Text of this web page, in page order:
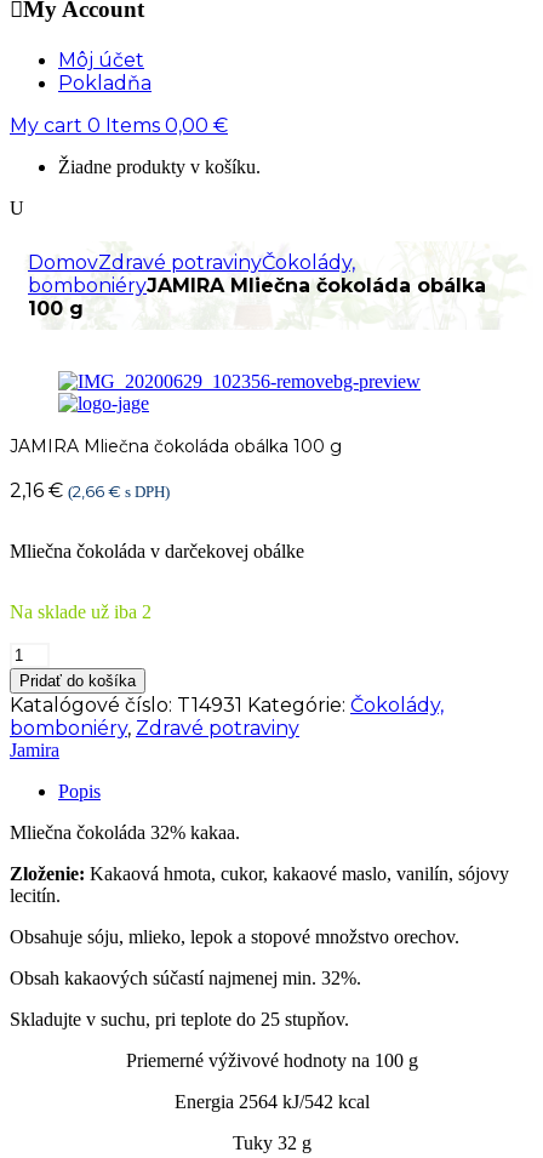
My Account
Môj účet
Pokladňa
My cart 0 Items 0,00 €
Žiadne produkty v košíku.
DomovZdravé potravinyČokolády,
bomboniéryJAMIRA Mliečna čokoláda obálka
100 g
JAMIRA Mliečna čokoláda obálka 100 g
2,16 € (2,66€ s DPH)
Mliečna čokoláda v darčekovej obálke
Na sklade už iba 2
množstvo
JAMIRA
Mliečna
čokoláda
obálka
100
Pridať do košíka
Katalógové číslo: T14931 Kategórie: Čokolády,
bomboniéry, Zdravé potraviny
Jamira
Popis
Mliečna čokoláda 32% kakaa.
Zloženie: Kakaová hmota, cukor, kakaové maslo, vanilín, sójovy
lecitín.
Obsahuje sóju, mlieko, lepok a stopové množstvo orechov.
Obsah kakaových súčastí najmenej min. 32%.
Skladujte v suchu, pri teplote do 25 stupňov.
Priemerné výživové hodnoty na 100 g
Energia 2564 kJ/542 kcal
Tuky 32 g